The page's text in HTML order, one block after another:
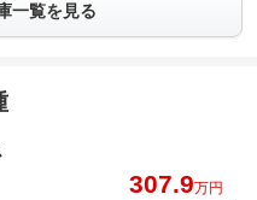
一覧を見る
307.9万円